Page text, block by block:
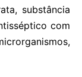
substância
com